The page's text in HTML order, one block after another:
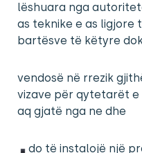
lëshuara nga
as teknike e as ligjore
bartësve të këtyre
vendosë në rrezik
vizave për qytetarët e
aq gjatë nga ne dhe
do të instalojë një